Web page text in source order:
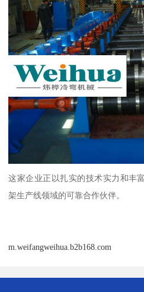
这家企业正以扎实的技术实力和丰
架生产线领域的可靠合作伙伴。
m.weifangweihua.b2b168.com